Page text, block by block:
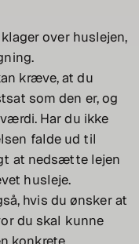
over huslejen,
kræve, at du
som den er, og
Har du ikke
falde ud til
at nedsætte lejen
husleje.
hvis du ønsker at
du skal kunne